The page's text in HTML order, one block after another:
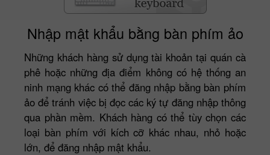
Nhập mật khẩu bằng bàn phím ảo
Những khách hàng sử dụng tài khoản tại quán cà
phê hoặc những địa điểm không có hệ thống an
ninh mạng khác có thể đăng nhập bằng bàn phím
ảo để tránh việc bị đọc các ký tự đăng nhập thông
qua phần mềm. Khách hàng có thể tùy chọn các
loại bàn phím với kích cỡ khác nhau, nhỏ hoặc
lớn, để đăng nhập mật khẩu.